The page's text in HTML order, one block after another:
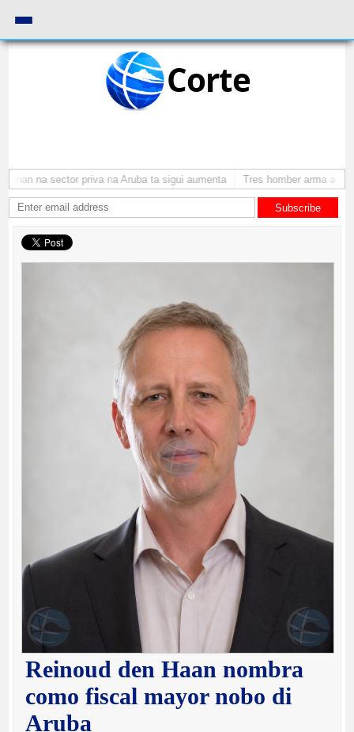
Corte
na sector priva na Aruba ta sigui aumenta Tres homber arma a
Subscribe
Reinoud den Haan nombra
como fiscal mayor nobo di
Aruba